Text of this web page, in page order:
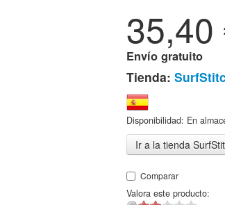
35,40
Envío gratuito
Tienda:
Disponibilidad: En
Ir a la tienda
Comparar
Valora este producto: